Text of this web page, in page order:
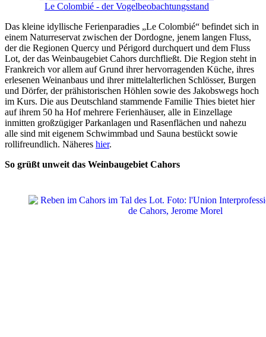
Le Colombié - der Vogelbeobachtungsstand
Das kleine idyllische Ferienparadies „Le Colombié“ befindet sich in
einem Naturreservat zwischen der Dordogne, jenem langen Fluss,
der die Regionen Quercy und Périgord durchquert und dem Fluss
Lot, der das Weinbaugebiet Cahors durchfließt. Die Region steht in
Frankreich vor allem auf Grund ihrer hervorragenden Küche, ihres
erlesenen Weinanbaus und ihrer mittelalterlichen Schlösser, Burgen
und Dörfer, der prähistorischen Höhlen sowie des Jakobswegs hoch
im Kurs. Die aus Deutschland stammende Familie Thies bietet hier
auf ihrem 50 ha Hof mehrere Ferienhäuser, alle in Einzellage
inmitten großzügiger Parkanlagen und Rasenflächen und nahezu
alle sind mit eigenem Schwimmbad und Sauna bestückt sowie
rollifreundlich. Näheres hier.
So grüßt unweit das Weinbaugebiet Cahors